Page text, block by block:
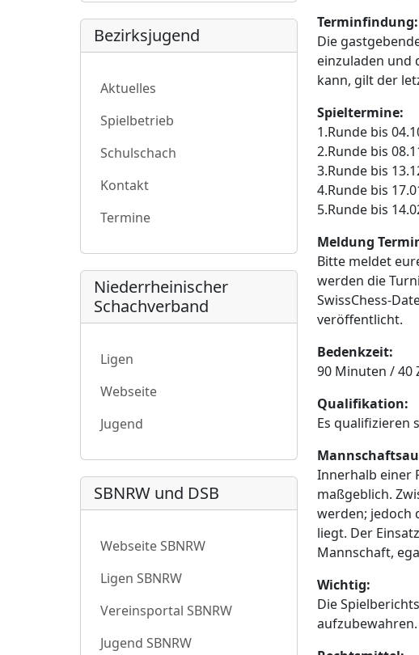
Terminfindung:
Die
einzuladen und
kann, gilt der
Spieltermine:
1.Runde bis
2.Runde bis
3.Runde bis
4.Runde bis
5.Runde bis
Meldung
Bitte meldet
werden die
SwissChess-
veröffentlicht.
Bedenkzeit:
90 Minuten / 40
Qualifikation:
Es qualifizieren
Innerhalb einer
maßgeblich.
werden; jedoch
liegt. Der
Mannschaft,
Wichtig:
Die
Bezirksjugend
Aktuelles
Spielbetrieb
Schulschach
Kontakt
Termine
Niederrheinischer
Schachverband
Ligen
Webseite
Jugend
SBNRW und DSB
Webseite SBNRW
Ligen SBNRW
Vereinsportal SBNRW
Jugend SBNRW